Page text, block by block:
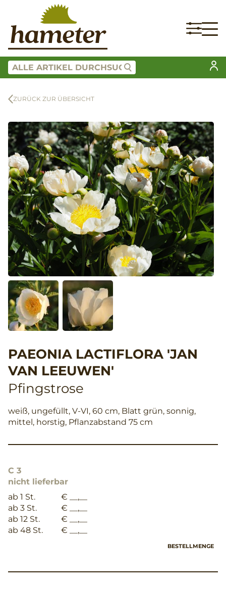
ZURÜCK ZUR ÜBERSICHT
PAEONIA LACTIFLORA 'JAN
VAN LEEUWEN'
Pfingstrose
weiß, ungefüllt, V-VI, 60 cm, Blatt grün, sonnig,
mittel, horstig, Pflanzabstand 75 cm
C 3
nicht lieferbar
ab 1 St.
€ __,__
ab 3 St.
€ __,__
ab 12 St.
€ __,__
ab 48 St.
€ __,__
BESTELLMENGE